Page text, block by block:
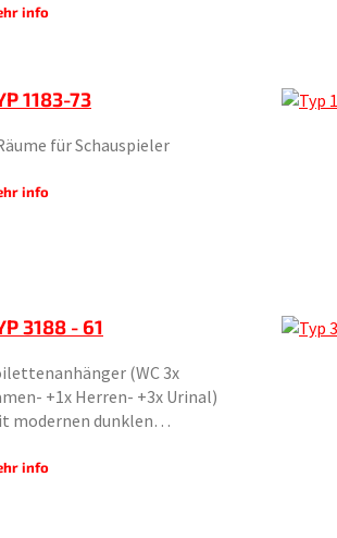
info
1183-73
für Schauspieler
info
3188 - 61
(WC 3x
+1x Herren- +3x Urinal)
modernen dunklen…
info